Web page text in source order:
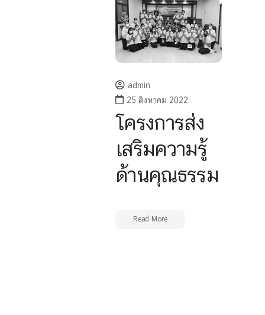
admin
25 สิงหาคม 2022
โครงการส่ง
เสริมความรู้
ด้านคุณธรรม
Read More